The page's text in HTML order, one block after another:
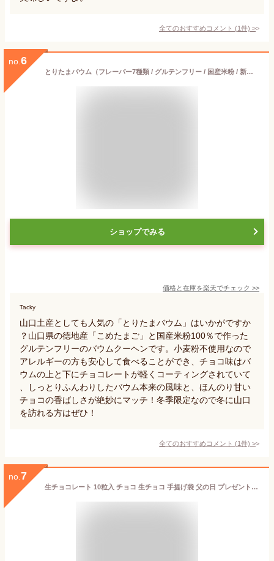
全てのおすすめコメント (1件) >
no. 6
とりたまバウム（フレーバー7種類 / グルテンフリー / 国産米粉 / 新鮮こめたまご贅沢使用 / バウムクーヘン / 徳地とりたまの里 / 出雲ファーム）
ショップでみる
価格と在庫を楽天でチェック >>
Tacky
山口土産としても人気の「とりたまバウム」はいかがですか
？山口県の徳地産「こめたまご」と国産米粉100％で作った
グルテンフリーのバウムクーヘンです。小麦粉不使用なので
アレルギーの方も安心して食べることができ、チョコ味はバ
ウムの上と下にチョコレートが軽くコーティングされていて
、しっとりふんわりしたバウム本来の風味と、ほんのり甘い
チョコの香ばしさが絶妙にマッチ！冬季限定なので冬に山口
を訪れる方はぜひ！
全てのおすすめコメント (1件) >
no. 7
生チョコレート 10粒入 チョコ 生チョコ 手提げ袋 父の日 プレゼント 誕生日 おしゃれ お礼 お菓子 ギフト スイーツ プチギフト 洋菓子 チョコレート Sai(サイ) 送料無料 お返し 洋菓子 高級 贈り物 人気 内祝い お祝い 御礼 御祝 お取り寄せ 冷蔵 冷蔵便 [冷]